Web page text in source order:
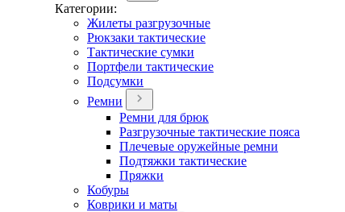
Категории:
Жилеты разгрузочные
Рюкзаки тактические
Тактические сумки
Портфели тактические
Подсумки
Ремни
Ремни для брюк
Разгрузочные тактические пояса
Плечевые оружейные ремни
Подтяжки тактические
Пряжки
Кобуры
Коврики и маты